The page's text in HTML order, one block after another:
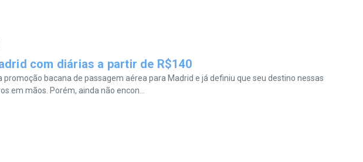
com diárias a partir de R$140
bacana de passagem aérea para Madrid e já definiu que seu destino nessas
em mãos. Porém, ainda não encon...